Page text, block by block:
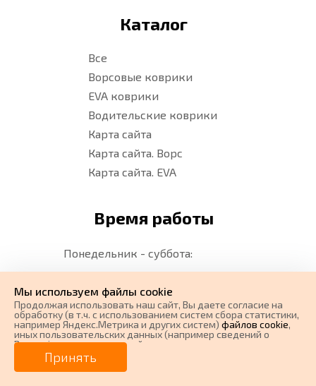
0 ₽
от0₽/мес. Плати частями
Каталог
Все
Ворсовые коврики
EVA коврики
Водительские коврики
Карта сайта
Карта сайта. Ворс
Карта сайта. EVA
Время работы
Понедельник - суббота:
с 08:00 до 17:00 по Московскому
времени (без перерыва)
Воскресенье:Выходной
Мы в соц.сетях
Мы используем файлы cookie
Продолжая использовать наш cайт, Вы даете согласие на
обработку (в т.ч. с использованием систем сбора статистики,
например Яндекс.Метрика и других систем) файлов cookie,
иных пользовательских данных (например сведений о
Вашем ip-адресе, сведений о местоположении, типе
устройства, времени посещения страницы, сведений о
ресурсах сети Интернет, с которых были совершены
переходы на наш сайт, сведения о Ваших действиях на сайте
Принять